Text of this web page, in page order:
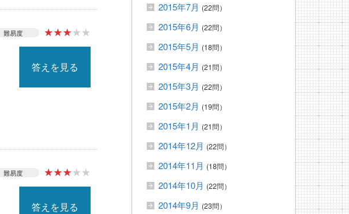
難易度 ★★★★★
答えを見る
難易度 ★★★★★
答えを見る
2015年7月 (22問）
2015年6月 (22問）
2015年5月 (18問）
2015年4月 (21問）
2015年3月 (22問）
2015年2月 (19問）
2015年1月 (21問）
2014年12月 (22問）
2014年11月 (18問）
2014年10月 (22問）
2014年9月 (23問）